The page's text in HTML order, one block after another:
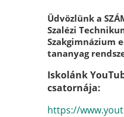
Blocks
Üdvözlünk a
Szalézi
Szakgimnázium
tananyag
Iskolánk
csatornája:
https://